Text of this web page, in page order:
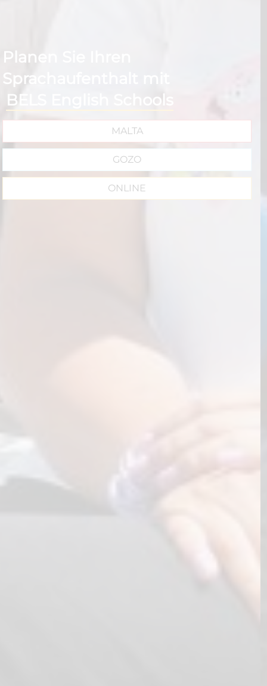
Lernen Sie Englisch und
entdecken Sie Gozo mit uns
GOZO
MALTA
ONLINE